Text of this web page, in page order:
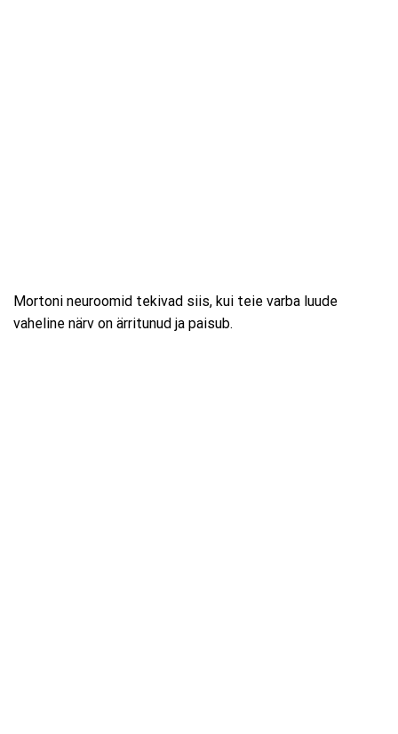
Mortoni neuroomid tekivad siis, kui teie varba luude
vaheline närv on ärritunud ja paisub.